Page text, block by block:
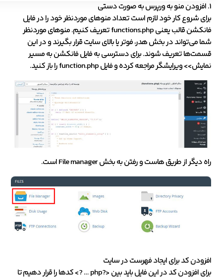
1. افزودن منو به ورپرس به صورت دستی
برای شروع کار خود لازم است تعداد منوهای موردنظر خود را در فایل
فانکشن قالب یعنی functions.php تعریف کنیم. منوهای موردنظر
شما می‌تواند در بخش هدر، فوتر یا بالای سایت قرار بگیرند و در این
قسمت‌ها تعریف شوند. برای دسترسی به فایل فانکشن به مسیر
نمایش>> ویرایشگر مراجعه کرده و فایل function.php را باز کنید.
راه دیگر از طریق هاست و رفتن به بخش File manager است.
افزودن کد برای ایجاد فهرست در سایت
برای افزودن کد در این فایل باید بین <?php … ?> کدها را قرار دهیم تا